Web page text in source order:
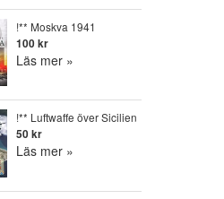
!** Moskva 1941
100 kr
Läs mer »
!** Luftwaffe över Sicilien
50 kr
Läs mer »